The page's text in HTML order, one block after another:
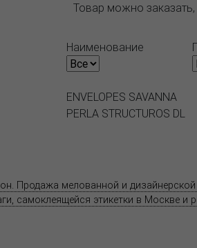
Товар можно
Наименование
ENVELOPES SAVANNA
PERLA STRUCTUROS DL
Продажа мелованной и
самоклеящейся этикетки в Москве и